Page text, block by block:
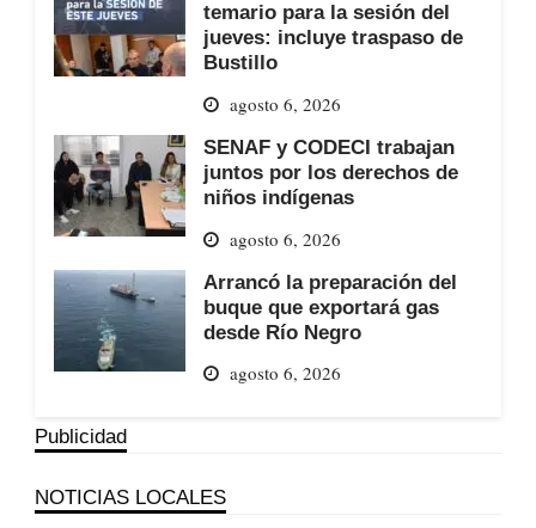
temario para la sesión del
jueves: incluye traspaso de
Bustillo
agosto 6, 2026
SENAF y CODECI trabajan
juntos por los derechos de
niños indígenas
agosto 6, 2026
Arrancó la preparación del
buque que exportará gas
desde Río Negro
agosto 6, 2026
Publicidad
NOTICIAS LOCALES